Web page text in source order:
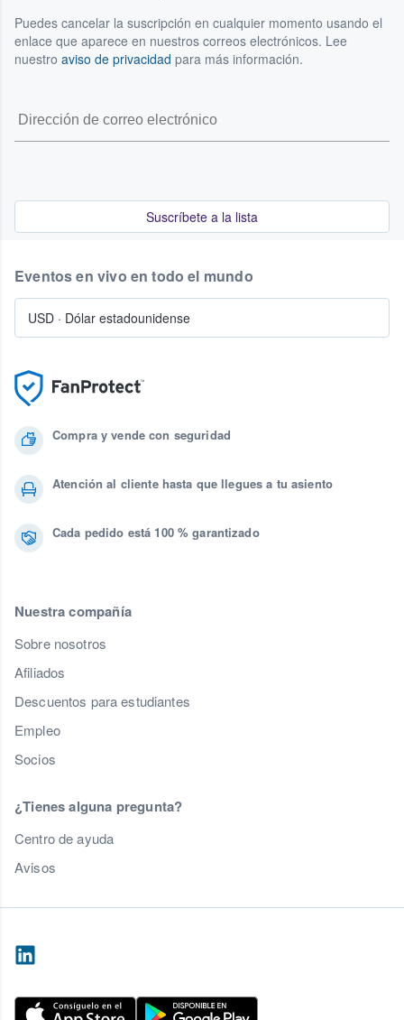
Puedes cancelar la suscripción en cualquier momento usando el
enlace que aparece en nuestros correos electrónicos. Lee
nuestro aviso de privacidad para más información.
Suscríbete a la lista
Compra y vende con seguridad
Atención al cliente hasta que llegues a tu asiento
Cada pedido está 100 % garantizado
Nuestra compañía
Sobre nosotros
Afiliados
Descuentos para estudiantes
Empleo
Socios
¿Tienes alguna pregunta?
Centro de ayuda
Avisos
Eventos en vivo en todo el mundo
USD · Dólar estadounidense